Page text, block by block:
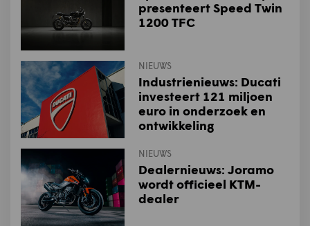
presenteert Speed Twin
1200 TFC
NIEUWS
Industrienieuws: Ducati
investeert 121 miljoen
euro in onderzoek en
ontwikkeling
NIEUWS
Dealernieuws: Joramo
wordt officieel KTM-
dealer